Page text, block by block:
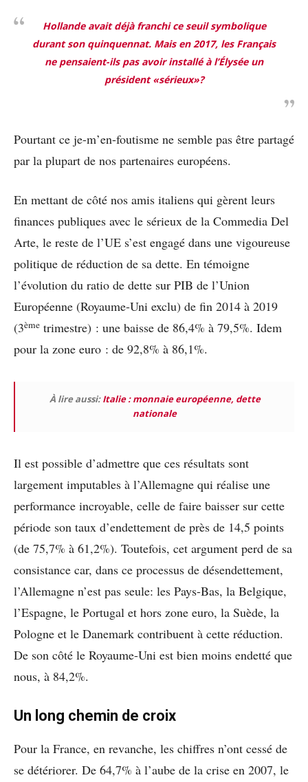
Hollande avait déjà franchi ce seuil symbolique
durant son quinquennat. Mais en 2017, les Français
ne pensaient-ils pas avoir installé à l’Élysée un
président «sérieux»?
Pourtant ce je-m’en-foutisme ne semble pas être partagé
par la plupart de nos partenaires européens.
En mettant de côté nos amis italiens qui gèrent leurs
finances publiques avec le sérieux de la Commedia Del
Arte, le reste de l’UE s’est engagé dans une vigoureuse
politique de réduction de sa dette. En témoigne
l’évolution du ratio de dette sur PIB de l’Union
Européenne (Royaume-Uni exclu) de fin 2014 à 2019
(3ème trimestre) : une baisse de 86,4% à 79,5%. Idem
pour la zone euro : de 92,8% à 86,1%.
À lire aussi:Italie : monnaie européenne, dette
nationale
Il est possible d’admettre que ces résultats sont
largement imputables à l’Allemagne qui réalise une
performance incroyable, celle de faire baisser sur cette
période son taux d’endettement de près de 14,5 points
(de 75,7% à 61,2%). Toutefois, cet argument perd de sa
consistance car, dans ce processus de désendettement,
l’Allemagne n’est pas seule: les Pays-Bas, la Belgique,
l’Espagne, le Portugal et hors zone euro, la Suède, la
Pologne et le Danemark contribuent à cette réduction.
De son côté le Royaume-Uni est bien moins endetté que
nous, à 84,2%.
Un long chemin de croix
Pour la France, en revanche, les chiffres n’ont cessé de
se détériorer. De 64,7% à l’aube de la crise en 2007, le